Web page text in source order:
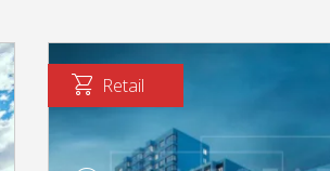
Retail